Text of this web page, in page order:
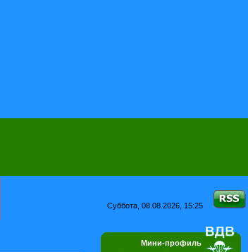
Суббота, 08.08.2026, 15:25
Мини-профиль